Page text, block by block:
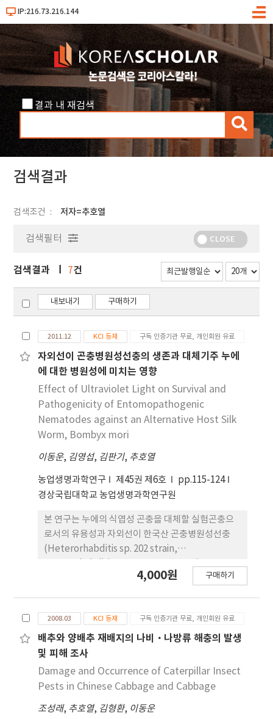
IP:216.73.216.144
메
결과 내 재검색
검
색
검색결과
검색조건 저자=추호열
검색필터 CLOSE
검색결과 7건
내보내기 구매하기
2011.12 KCI 등재 구독 인증기관 무료, 개인회원 유료
자외선이 곤충병원성선충의 생존과 대체기주 누에
에 대한 병원성에 미치는 영향
Effect of Ultraviolet Light on Survival and
Pathogenicity of Entomopathogenic
Nematodes against an Alternative Host Silk
Worm, Bombyx mori
이동운, 김영섭, 김판기, 추호열
농업생명과학연구 제45권 제6호
pp.115-124
경상국립대학교 농업생명과학연구원
본 연구는 누에의 식엽성 곤충을 대체할 실험곤충으
로서의 유용성과 자외선이 한국산 곤충병원성선충
(Heterorhabditis sp. 202 strain,
Steinernema sp. 223 strain, S. carpocapsae
미치는 영향을 알아보기 위하여 수행하였다. 누에에
대한 곤충병원성선충의 병원성을 조사한 결과 누에의
령기나 곤충병원성선충의 계통이나 종에 따라 상이한
병원성을 나타내었는데 5령충에 대해서는
Steinernematidae선충의 병원성이 높았고, 1령충
에 대해서는 Heterorhabditidae선충의 병원성이
높았다. UV-C는 곤충병원성선충에 유해하여 노출 60
4,000원 구매하기
2008.03 KCI 등재 구독 인증기관 무료, 개인회원 유료
배추와 양배추 재배지의 나비·나방류 해충의 발생
및 피해 조사
Damage and Occurrence of Caterpillar Insect
Pests in Chinese Cabbage and Cabbage
조성래, 추호열, 김형환, 이동운